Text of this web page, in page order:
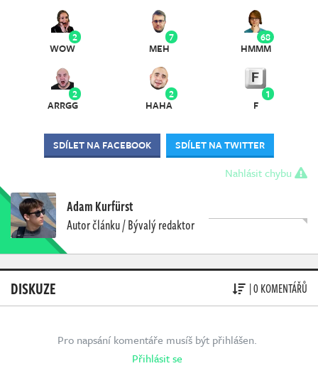
2
WOW
7
MEH
68
HMMM
2
ARRGG
2
HAHA
1
F
SDÍLET NA FACEBOOK SDÍLET NA TWITTER
Nahlásit chybu
Adam Kurfürst
Autor článku / Bývalý redaktor
DISKUZE | 0 KOMENTÁŘŮ
Pro napsání komentáře musíš být přihlášen.
Přihlásit se